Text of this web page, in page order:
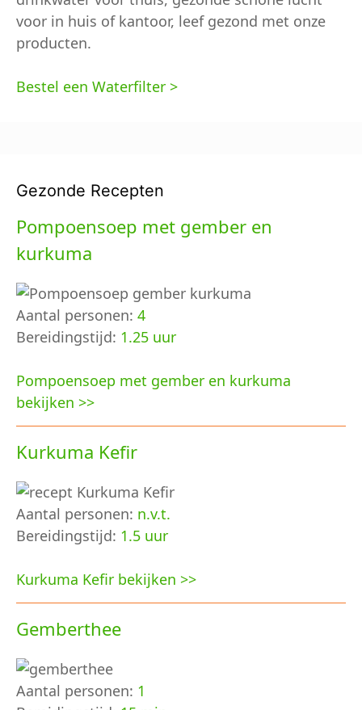
voor in huis of kantoor, leef gezond met onze
producten.
Bestel een Waterfilter >
Gezonde Recepten
Pompoensoep met gember en
kurkuma
Aantal personen: 4
Bereidingstijd: 1.25 uur
Pompoensoep met gember en kurkuma
bekijken >>
Kurkuma Kefir
Aantal personen: n.v.t.
Bereidingstijd: 1.5 uur
Kurkuma Kefir bekijken >>
Gemberthee
Aantal personen: 1